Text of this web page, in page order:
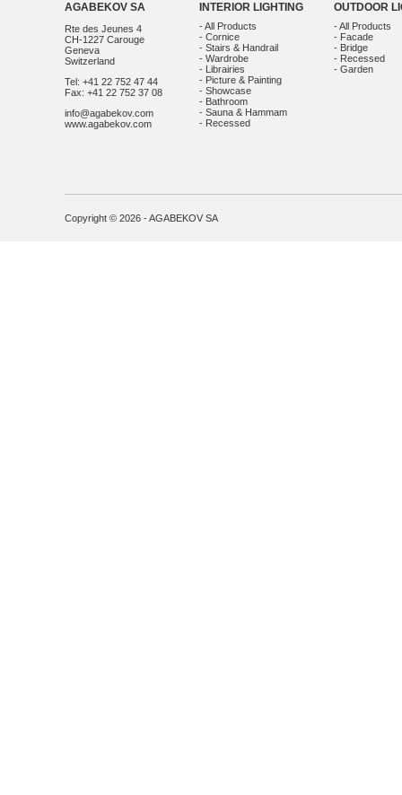
AGABEKOV SA
Rte des Jeunes 4
CH-1227 Carouge
Geneva
Switzerland
Tel: +41 22 752 47 44
Fax: +41 22 752 37 08
info@agabekov.com
www.agabekov.com
INTERIOR LIGHTING
- All Products
- Cornice
- Stairs & Handrail
- Wardrobe
- Librairies
- Picture & Painting
- Showcase
- Bathroom
- Sauna & Hammam
- Recessed
OUTDOOR
- All Products
- Facade
- Bridge
- Recessed
- Garden
Copyright © 2026 - AGABEKOV SA